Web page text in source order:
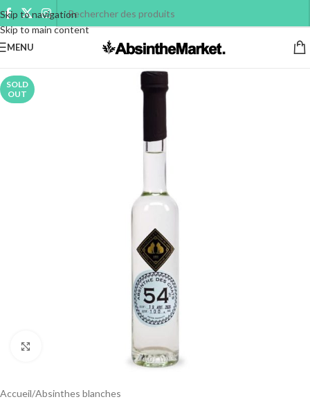
Skip to navigation
Skip to main content
MENU
SOLD
OUT
Accueil/Absinthes blanches